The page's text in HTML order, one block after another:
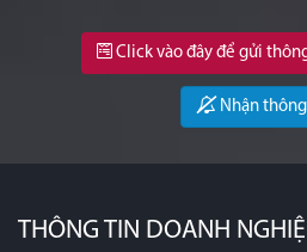
Click vào đây để gửi
Nhận
THÔNG TIN DOANH